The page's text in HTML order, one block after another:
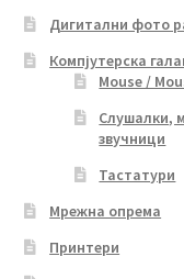
Дигитални фото
Компјутерска
Mouse /
Слушалки,
звучници
Тастатури
Мрежна опрема
Принтери